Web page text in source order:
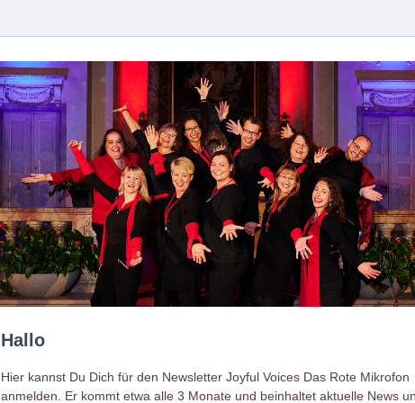
Hallo
Hier kannst Du Dich für den Newsletter Joyful Voices Das Rote Mikrofon
anmelden. Er kommt etwa alle 3 Monate und beinhaltet aktuelle News